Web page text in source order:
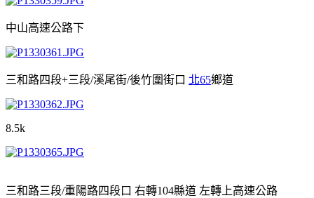
中山高速公路下
三和路四段+三段/溪尾街/後竹圍街口 北65鄉道
8.5k
三和路三段/重陽路四段口 右轉104縣道 左轉上高速公路